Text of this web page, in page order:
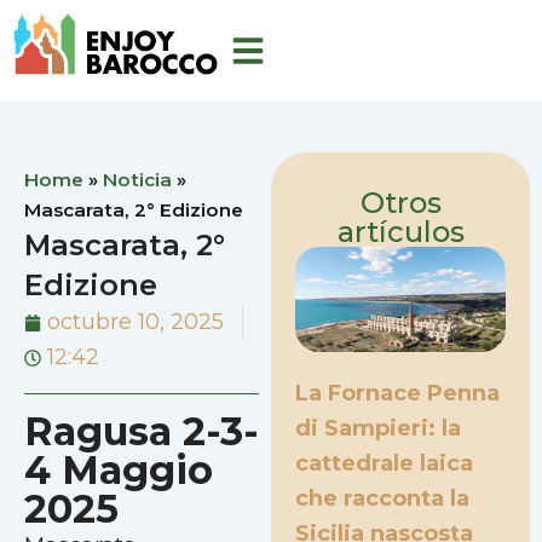
al
Home » Noticia »
Mascarata, 2° Edizione
Mascarata, 2°
Edizione
octubre 10, 2025
12:42
Ragusa 2-3-
4 Maggio
2025
Otros
artículos
La Fornace Penna
di Sampieri: la
cattedrale laica
che racconta la
Sicilia nascosta